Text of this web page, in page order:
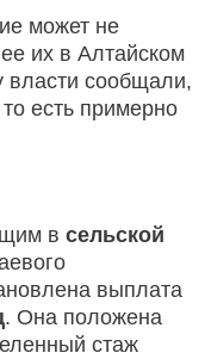
может не
их в Алтайском
власти сообщали,
есть примерно
в сельской
выплата
. Она положена
стаж